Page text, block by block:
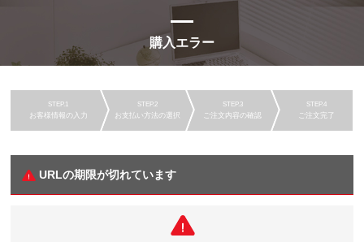
購入エラー
お客様情報の入力 お支払い方法の選択 ご注文内容の確認 ご注文完了
URLの期限が切れています